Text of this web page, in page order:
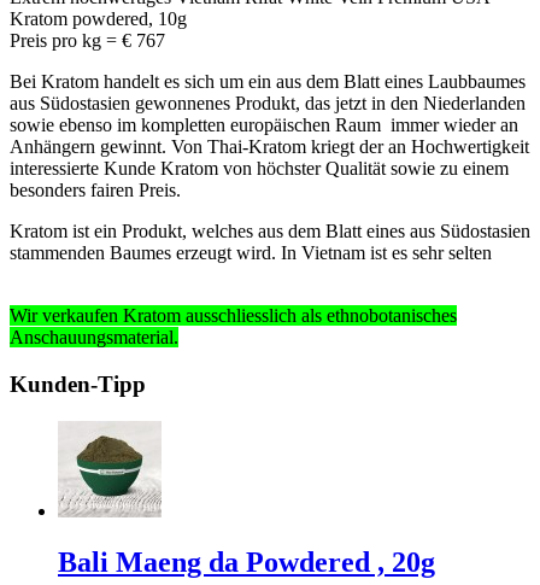
Kratom powdered, 10g
Preis pro kg = € 767
Bei Kratom handelt es sich um ein aus dem Blatt eines Laubbaumes
aus Südostasien gewonnenes Produkt, das jetzt in den Niederlanden
sowie ebenso im kompletten europäischen Raum immer wieder an
Anhängern gewinnt. Von Thai-Kratom kriegt der an Hochwertigkeit
interessierte Kunde Kratom von höchster Qualität sowie zu einem
besonders fairen Preis.
Kratom ist ein Produkt, welches aus dem Blatt eines aus Südostasien
stammenden Baumes erzeugt wird. In Vietnam ist es sehr selten
Wir verkaufen Kratom ausschliesslich als ethnobotanisches
Anschauungsmaterial.
Kunden-Tipp
Bali Maeng da Powdered , 20g